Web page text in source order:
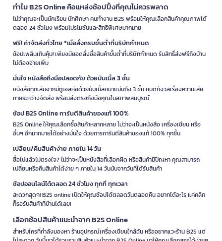
ทำไม B2S Online คือแหล่งช้อปปิ้งที่คุณไม่ควรพลาด
ไม่ว่าคุณจะเป็นนักเรียน นักศึกษา คนทำงาน B2S พร้อมให้คุณเลือกสินค้าคุณภาพได้
ตลอด 24 ชั่วโมง พร้อมโปรโมชั่นและสิทธิพิเศษมากมาย
ฟรี! ค่าจัดส่งทั่วไทย *เมื่อสั่งครบขั้นต่ำที่บริษัทกำหนด
ช้อปเพลินเกินคุ้ม! เพียงมียอดสั่งซื้อสินค้าขั้นต่ำที่บริษัทกำหนด รับสิทธิ์ส่งฟรีถึงบ้าน
ไม่ต้องจ่ายเพิ่ม
มั่นใจ หนังสือถึงมือปลอดภัย ด้วยบับเบิ้ล 3 ชั้น
หนังสือทุกเล่มจากบีทูเอสห่อด้วยบับเบิ้ลหนาแน่นถึง 3 ชั้น หมดกังวลเรื่องความเสีย
หายระหว่างจัดส่ง พร้อมส่งตรงถึงมือคุณในสภาพสมบูรณ์
ช้อป B2S Online การันตีสินค้าของแท้ 100%
B2S Online ให้คุณเลือกซื้อสินค้าหลากหลาย ไม่ว่าจะเป็นหนังสือ เครื่องเขียน หรือ
อื่นๆ อีกมากมายได้อย่างมั่นใจ ด้วยการการันตีสินค้าของแท้ 100% ทุกชิ้น
เปลี่ยน/คืนสินค้าง่าย ภายใน 14 วัน
ซื้อไปแล้วไม่ตรงใจ? ไม่ว่าจะเป็นหนังสือที่เลือกผิด หรือสินค้ามีปัญหา คุณสามารถ
เปลี่ยนหรือคืนสินค้าได้ง่าย ๆ ภายใน 14 วันนับจากวันที่ได้รับสินค้า
ช้อปออนไลน์ได้ตลอด 24 ชั่วโมง ทุกที่ ทุกเวลา
สะดวกสุดๆ! B2S online เปิดให้คุณช้อปได้ตลอดวันตลอดคืน อยากได้อะไร แค่คลิก
ก็รอรับสินค้าที่บ้านได้เลย!
เลือกช้อปสินค้าแนะนำจาก B2S Online
สำหรับใครที่กำลังมองหา ร้านอุปกรณ์เครื่องเขียนใกล้ฉัน หรืออยากแวะร้าน B2S แต่